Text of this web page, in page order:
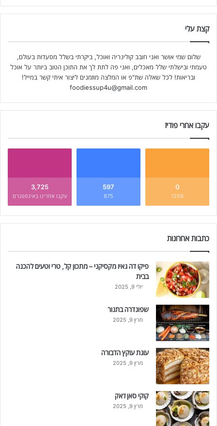
קצת עלי
שלום שמי אושר ואני חובב קולינריה ואוכל, ביקרתי בשלל מסעדות בעולם,
טעמתי ובישלתי שלל מאכלים, ואני פה לתת לך את התוכן הטוב ביותר על אוכל
ובריאות! לכל שאלה שת"פ או המלצה מוזמנים ליצור איתי קשר במייל!
foodiessup4u@gmail.com
עקבו אחרי פודיז
0
1256
597
875
3,725
עקבו אחרינו באינסטגרם
כתבות אחרונות
פיקו דה גאיו מקסיקני – מתכון קל, טרי וטעים להכנה
בבית
יולי 9, 2025
שפונדרה בתנור
מרץ 9, 2025
עוגת עוקץ הדבורה
מרץ 9, 2025
קוקי סאן ז'אק
מרץ 9, 2025